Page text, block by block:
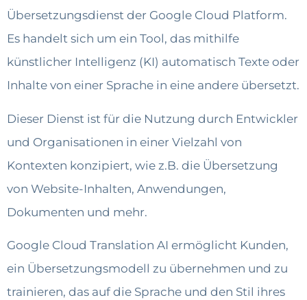
Übersetzungsdienst der Google Cloud Platform.
Es handelt sich um ein Tool, das mithilfe
künstlicher Intelligenz (KI) automatisch Texte oder
Inhalte von einer Sprache in eine andere übersetzt.
Dieser Dienst ist für die Nutzung durch Entwickler
und Organisationen in einer Vielzahl von
Kontexten konzipiert, wie z.B. die Übersetzung
von Website-Inhalten, Anwendungen,
Dokumenten und mehr.
Google Cloud Translation AI ermöglicht Kunden,
ein Übersetzungsmodell zu übernehmen und zu
trainieren, das auf die Sprache und den Stil ihres